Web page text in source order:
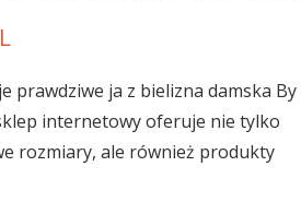
prawdziwe ja z bielizna damska By
internetowy oferuje nie tylko
rozmiary, ale również produkty